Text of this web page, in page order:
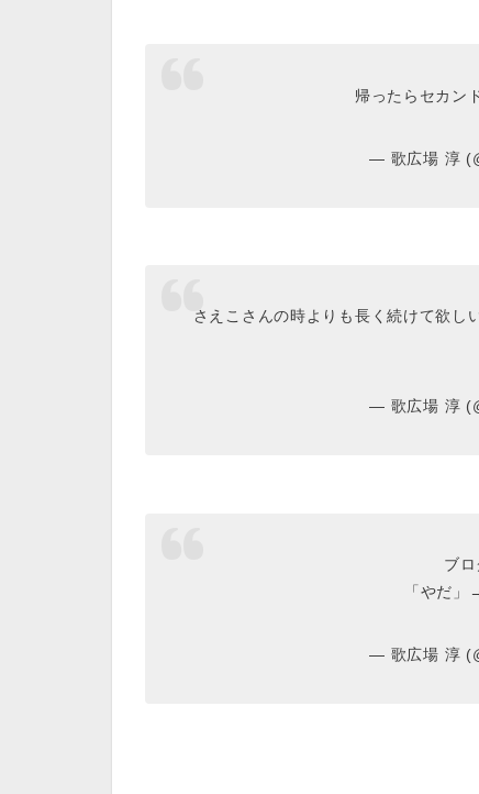
帰ったらセカン
— 歌広場 淳
さえこさんの時よりも長く続けて欲し
— 歌広場 淳
ブロ
「やだ」
— 歌広場 淳